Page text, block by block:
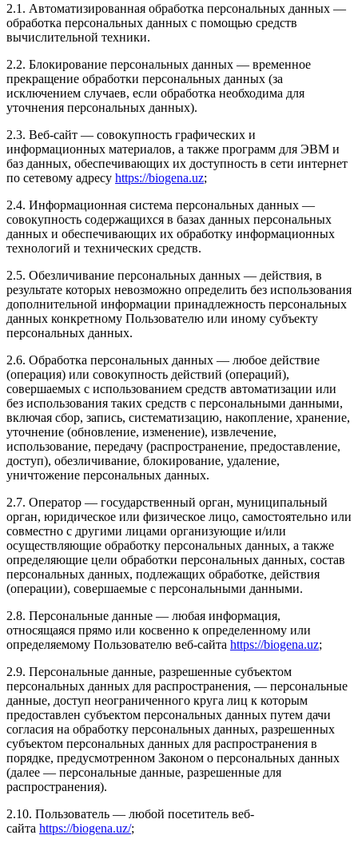
2.1. Автоматизированная обработка персональных данных —
обработка персональных данных с помощью средств
вычислительной техники.
2.2. Блокирование персональных данных — временное
прекращение обработки персональных данных (за
исключением случаев, если обработка необходима для
уточнения персональных данных).
2.3. Веб-сайт — совокупность графических и
информационных материалов, а также программ для ЭВМ и
баз данных, обеспечивающих их доступность в сети интернет
по сетевому адресу https://biogena.uz;
2.4. Информационная система персональных данных —
совокупность содержащихся в базах данных персональных
данных и обеспечивающих их обработку информационных
технологий и технических средств.
2.5. Обезличивание персональных данных — действия, в
результате которых невозможно определить без использования
дополнительной информации принадлежность персональных
данных конкретному Пользователю или иному субъекту
персональных данных.
2.6. Обработка персональных данных — любое действие
(операция) или совокупность действий (операций),
совершаемых с использованием средств автоматизации или
без использования таких средств с персональными данными,
включая сбор, запись, систематизацию, накопление, хранение,
уточнение (обновление, изменение), извлечение,
использование, передачу (распространение, предоставление,
доступ), обезличивание, блокирование, удаление,
уничтожение персональных данных.
2.7. Оператор — государственный орган, муниципальный
орган, юридическое или физическое лицо, самостоятельно или
совместно с другими лицами организующие и/или
осуществляющие обработку персональных данных, а также
определяющие цели обработки персональных данных, состав
персональных данных, подлежащих обработке, действия
(операции), совершаемые с персональными данными.
2.8. Персональные данные — любая информация,
относящаяся прямо или косвенно к определенному или
определяемому Пользователю веб-сайта https://biogena.uz;
2.9. Персональные данные, разрешенные субъектом
персональных данных для распространения, — персональные
данные, доступ неограниченного круга лиц к которым
предоставлен субъектом персональных данных путем дачи
согласия на обработку персональных данных, разрешенных
субъектом персональных данных для распространения в
порядке, предусмотренном Законом о персональных данных
(далее — персональные данные, разрешенные для
распространения).
2.10. Пользователь — любой посетитель веб-
сайта https://biogena.uz/;